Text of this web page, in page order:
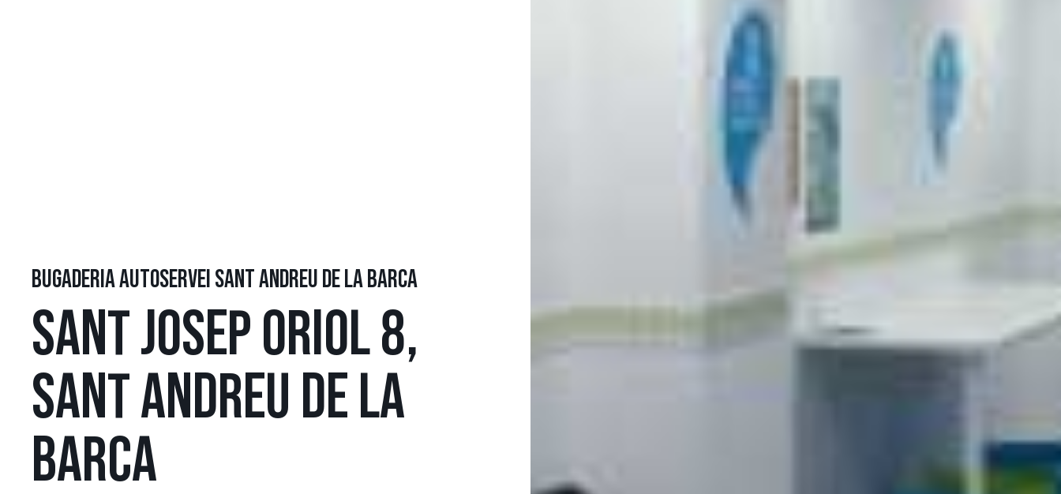
BUGADERIA AUTOSERVEI SANT ANDREU DE LA BARCA
SANT JOSEP ORIOL 8,
SANT ANDREU DE LA
BARCA